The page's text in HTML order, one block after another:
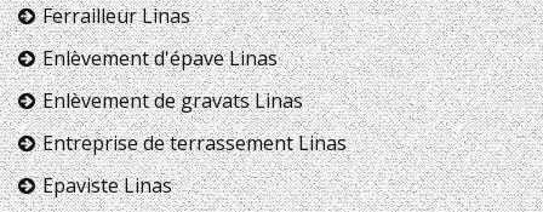
Ferrailleur Linas
Enlèvement d'épave Linas
Enlèvement de gravats Linas
Entreprise de terrassement Linas
Epaviste Linas